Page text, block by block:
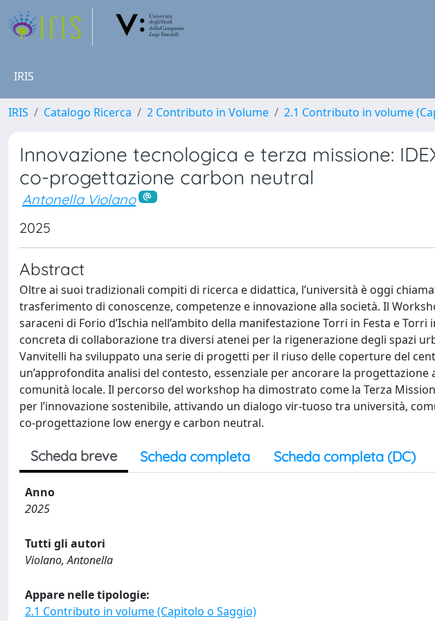
IRIS
IRIS Catalogo Ricerca 2 Contributo in Volume 2.1 Contributo in volume
Innovazione tecnologica e terza missione:
co-progettazione carbon neutral
Antonella Violano
2025
Abstract
Oltre ai suoi tradizionali compiti di ricerca e didattica, l’università è oggi
trasferimento di conoscenze, competenze e innovazione alla società. Il
saraceni di Forio d’Ischia nell’ambito della manifestazione Torri in Festa e
concreta di collaborazione tra diversi atenei per la rigenerazione degli spazi
Vanvitelli ha sviluppato una serie di progetti per il riuso delle coperture del
un’approfondita analisi del contesto, essenziale per ancorare la
comunità locale. Il percorso del workshop ha dimostrato come la Terza
per l’innovazione sostenibile, attivando un dialogo vir-tuoso tra università,
co-progettazione low energy e carbon neutral.
Scheda breve Scheda completa Scheda completa (DC)
Anno
2025
Tutti gli autori
Violano, Antonella
Appare nelle tipologie:
2.1 Contributo in volume (Capitolo o Saggio)